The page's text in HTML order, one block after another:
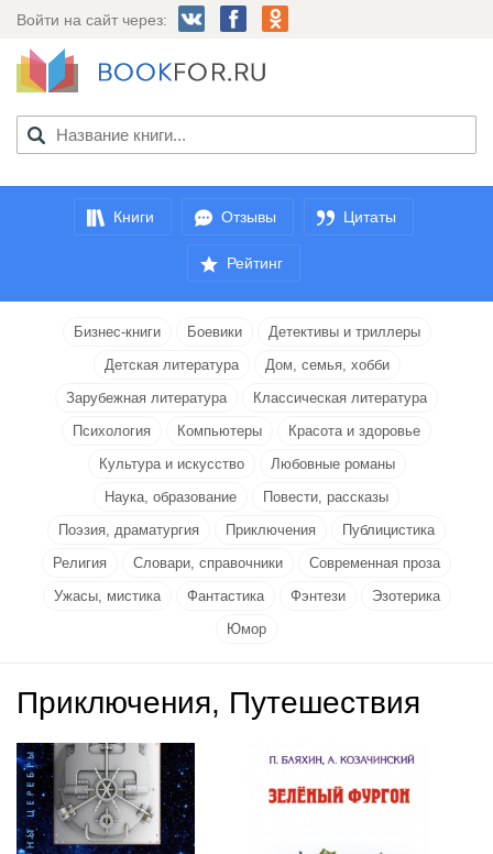
Войти на сайт через:
Книги Отзывы Цитаты
Рейтинг
Бизнес-книги Боевики
Детективы и триллеры
Детская литература
Дом, семья, хобби
Зарубежная литература
Классическая литература
Психология
Компьютеры
Красота и здоровье
Культура и искусство
Любовные романы
Наука, образование
Повести, рассказы
Поэзия, драматургия
Приключения
Публицистика
Религия
Словари, справочники
Современная проза
Ужасы, мистика
Фантастика Фэнтези
Эзотерика
Юмор
Приключения, Путешествия